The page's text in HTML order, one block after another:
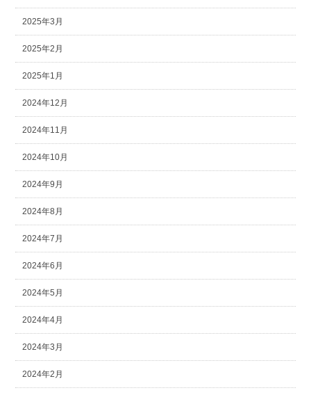
2025年3月
2025年2月
2025年1月
2024年12月
2024年11月
2024年10月
2024年9月
2024年8月
2024年7月
2024年6月
2024年5月
2024年4月
2024年3月
2024年2月